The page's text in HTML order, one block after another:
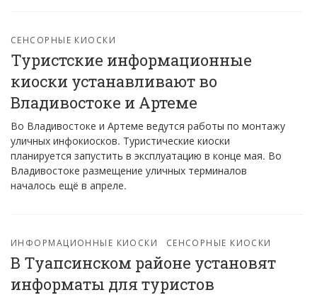
СЕНСОРНЫЕ КИОСКИ
Туристские информационные
киоски устанавливают во
Владивостоке и Артеме
Во Владивостоке и Артеме ведутся работы по монтажу
уличных инфокиосков. Туристические киоски
планируется запустить в эксплуатацию в конце мая. Во
Владивостоке размещение уличных терминалов
началось ещё в апреле.
ИНФОРМАЦИОННЫЕ КИОСКИ СЕНСОРНЫЕ КИОСКИ
В Туапсинском районе установят
информаты для туристов